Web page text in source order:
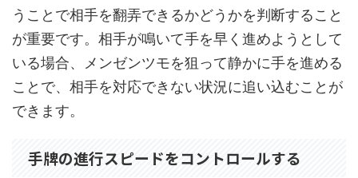
うことで相手を翻弄できるかどうかを判断すること
が重要です。相手が鳴いて手を早く進めようとして
いる場合、メンゼンツモを狙って静かに手を進める
ことで、相手を対応できない状況に追い込むことが
できます。
手牌の進行スピードをコントロールする